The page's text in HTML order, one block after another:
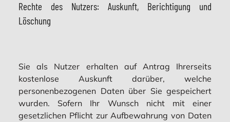
Rechte des Nutzers: Auskunft, Berichtigung und
Löschung
Sie als Nutzer erhalten auf Antrag Ihrerseits
kostenlose Auskunft darüber, welche
personenbezogenen Daten über Sie gespeichert
wurden. Sofern Ihr Wunsch nicht mit einer
gesetzlichen Pflicht zur Aufbewahrung von Daten